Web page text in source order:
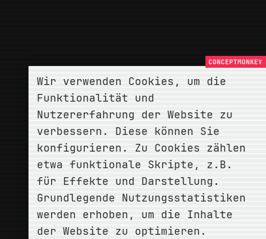
Wir verwenden Cookies, um die
Funktionalität und
Nutzererfahrung der Website zu
verbessern. Diese können Sie
konfigurieren. Zu Cookies zählen
etwa funktionale Skripte, z.B.
für Effekte und Darstellung.
Grundlegende Nutzungsstatistiken
werden erhoben, um die Inhalte
der Website zu optimieren.